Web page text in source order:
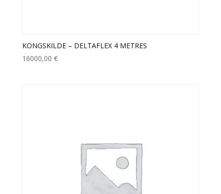
KONGSKILDE – DELTAFLEX 4 METRES
16000,00 €